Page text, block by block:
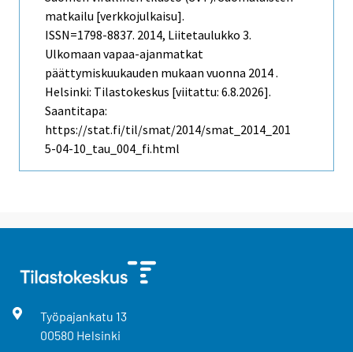
matkailu [verkkojulkaisu].
ISSN=1798-8837. 2014, Liitetaulukko 3.
Ulkomaan vapaa-ajanmatkat
päättymiskuukauden mukaan vuonna 2014 .
Helsinki: Tilastokeskus [viitattu: 6.8.2026].
Saantitapa:
https://stat.fi/til/smat/2014/smat_2014_201
5-04-10_tau_004_fi.html
Työpajankatu 13
00580 Helsinki